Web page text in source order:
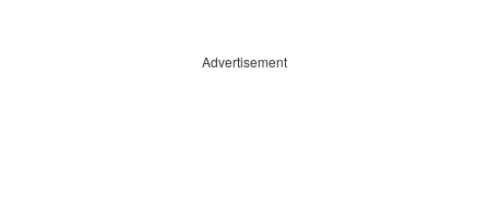
Advertisement